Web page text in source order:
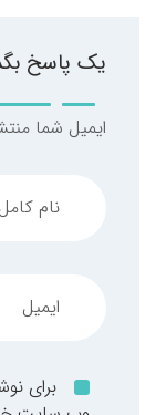
یک پاسخ
ایمیل شما
برای